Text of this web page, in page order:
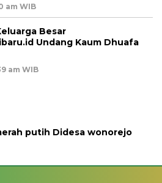
am WIB
Besar
Undang Kaum Dhuafa
am WIB
putih Didesa wonorejo